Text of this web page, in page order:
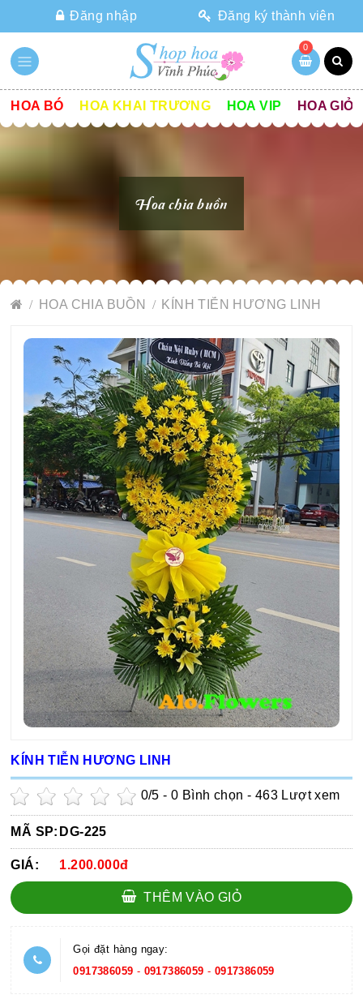
Đăng nhập Đăng ký thành viên
0
HOA BÓ HOA KHAI TRƯƠNG HOA VIP HOA GIỎ
Hoa chia buồn
HOA CHIA BUỒN KÍNH TIỄN HƯƠNG LINH
KÍNH TIỄN HƯƠNG LINH
0/5 -0 Bình chọn - 463 Lượt xem
MÃ SP: DG-225
GIÁ: 1.200.000đ
THÊM VÀO GIỎ
Gọi đặt hàng ngay:
0917386059 - 0917386059 - 0917386059